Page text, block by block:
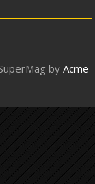
by Acme